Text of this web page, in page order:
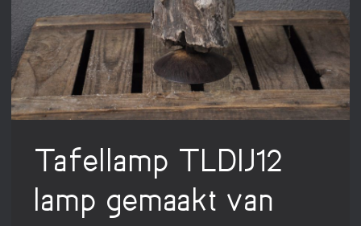
Tafellamp TLDIJ12
lamp gemaakt van